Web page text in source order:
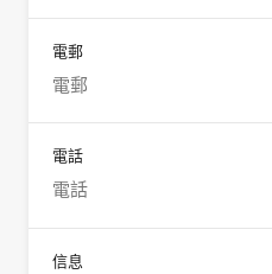
電郵
電話
信息